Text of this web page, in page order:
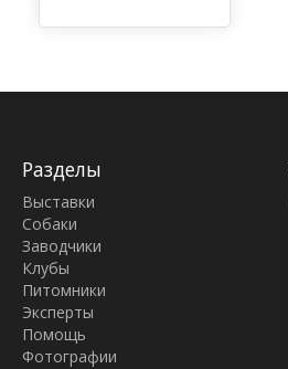
Разделы
Выставки
Собаки
Заводчики
Клубы
Питомники
Эксперты
Помощь
Фотографии